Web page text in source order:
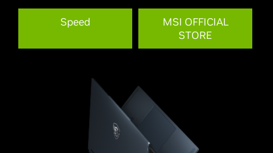
Speed
MSI OFFICIAL
STORE